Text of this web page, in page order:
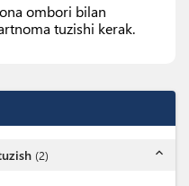
ombori bilan
tuzishi kerak.
(2) expand_less